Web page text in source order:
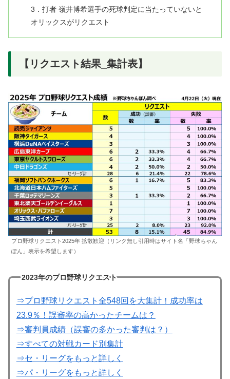
3．打者 嶺井博希選手の死球判定に当たっていないと
オリックスがリクエスト
【リクエスト結果_集計表】
プロ野球リクエスト2025年 拡散歓迎（リンク無し引用時はサイト名「野球ちゃん
ぽん」表示を希望します）
2023年のプロ野球リクエスト
⇒プロ野球リクエスト全548回を大集計！成功率は
23.9％！誤審率の高かったチームは？
⇒審判員成績（誤審の多かった審判は？）
⇒すべての対戦カード別集計
⇒セ・リーグをもっと詳しく
⇒パ・リーグをもっと詳しく